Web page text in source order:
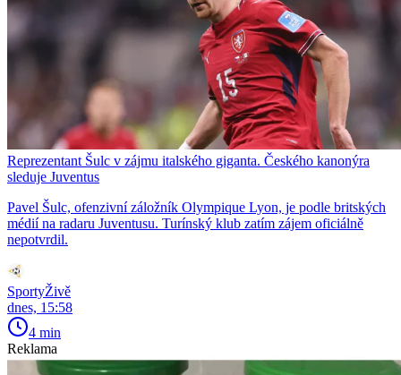
Reprezentant Šulc v zájmu italského giganta. Českého kanonýra
sleduje Juventus
Pavel Šulc, ofenzivní záložník Olympique Lyon, je podle britských
médií na radaru Juventusu. Turínský klub zatím zájem oficiálně
nepotvrdil.
SportyŽivě
dnes, 15:58
4 min
Reklama